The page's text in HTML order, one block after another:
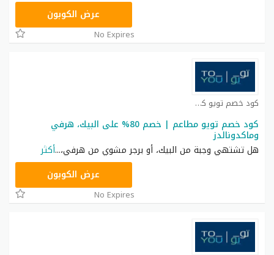
عرض الكوبون
No Expires
كود خصم تويو كوبون
كود خصم تويو مطاعم | خصم 80% على البيك، هرفي
وماكدونالدز
هل تشتهي وجبة من البيك، أو برجر مشوي من هرفي،...أكثر
عرض الكوبون
No Expires